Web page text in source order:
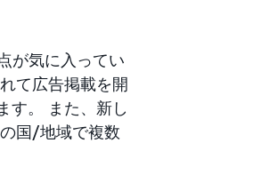
が気に入ってい
て広告掲載を開
す。 また、新し
国/地域で複数